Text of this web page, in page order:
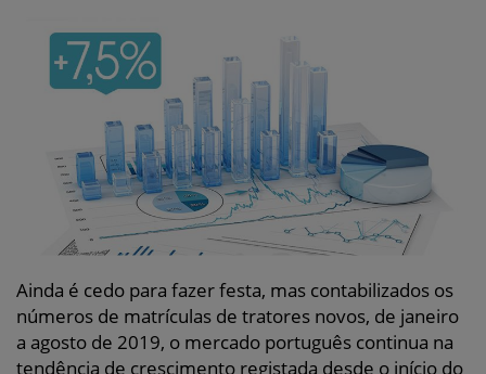
Ainda é cedo para fazer festa, mas contabilizados os
números de matrículas de tratores novos, de janeiro
a agosto de 2019, o mercado português continua na
tendência de crescimento registada desde o início do